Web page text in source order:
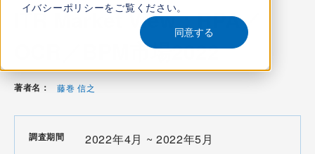
イバシーポリシーをご覧ください。
同意する
ITR Market View：RPA／
OCR／BPM市場2022
著者名： 藤巻 信之
調査期間 2022年4月 ~ 2022年5月